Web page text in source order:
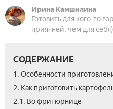
Ирина Камшилина
Готовить для кого-то
приятней, чем для
СОДЕРЖАНИЕ
1. Особенности
2. Как приготовить
2.1. Во фритюрнице